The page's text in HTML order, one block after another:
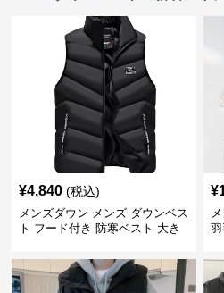
¥4,840 (税込)
メンズダウン メンズ ダウンベス
ト フード付き 防寒ベスト 大き
¥